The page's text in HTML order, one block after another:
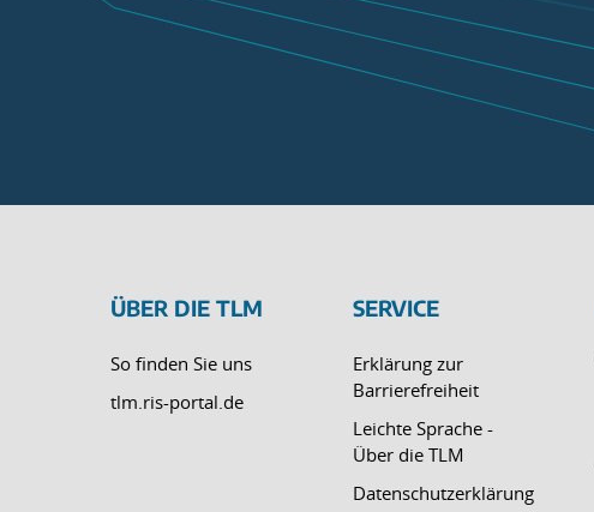
ÜBER DIE TLM
So finden Sie uns
tlm.ris-portal.de
SERVICE
Erklärung zur
Barrierefreiheit
Leichte Sprache -
Über die TLM
Datenschutzerklärung